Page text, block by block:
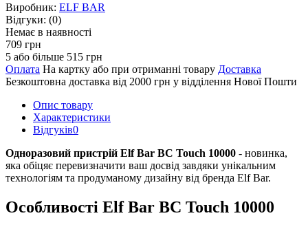
Виробник: ELF BAR
Відгуки: (0)
Немає в наявності
709 грн
5 або більше 515 грн
Оплата На картку або при отриманні товару Доставка
Безкоштовна доставка від 2000 грн у відділення Нової Пошти
Опис товару
Характеристики
Відгуків0
Одноразовий пристрій Elf Bar BC Touch 10000 - новинка,
яка обіцяє перевизначити ваш досвід завдяки унікальним
технологіям та продуманому дизайну від бренда Elf Bar.
Особливості Elf Bar BC Touch 10000